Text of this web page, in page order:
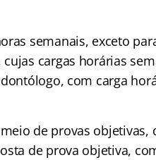
semanais, exceto
cargas horárias
com carga
de provas objetivas,
de prova objetiva,